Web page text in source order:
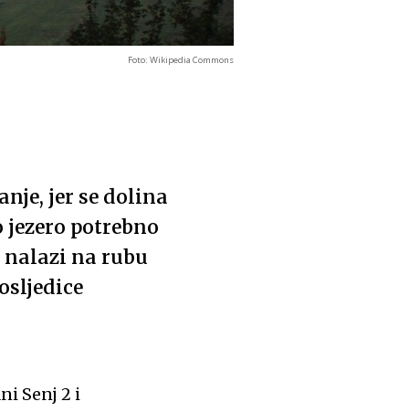
Foto: Wikipedia Commons
jer se dolina
potrebno
nalazi na rubu
Senj 2 i